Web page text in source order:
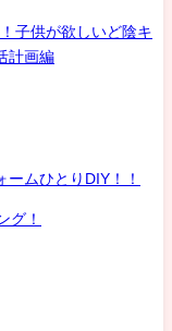
子供が欲しいど陰キ
計画編
ムひとりDIY！！
グ！